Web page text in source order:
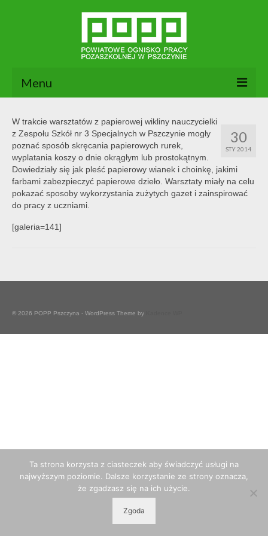
Menu
O nas
Dokumenty POPP
Zajęcia
Kontakt
30
STY 2014
W trakcie warsztatów z papierowej wikliny nauczycielki
z Zespołu Szkół nr 3 Specjalnych w Pszczynie mogły
poznać sposób skręcania papierowych rurek,
wyplatania koszy o dnie okrągłym lub prostokątnym.
Dowiedziały się jak pleść papierowy wianek i choinkę, jakimi
farbami zabezpieczyć papierowe dzieło. Warsztaty miały na celu
pokazać sposoby wykorzystania zużytych gazet i zainspirować
do pracy z uczniami.
[galeria=141]
© 2026 POPP Pszczyna - WordPress Theme by
Ta strona korzysta z ciasteczek aby świadczyć usługi na
najwyższym poziomie. Dalsze korzystanie ze strony oznacza,
że zgadzasz się na ich użycie.
Zgoda